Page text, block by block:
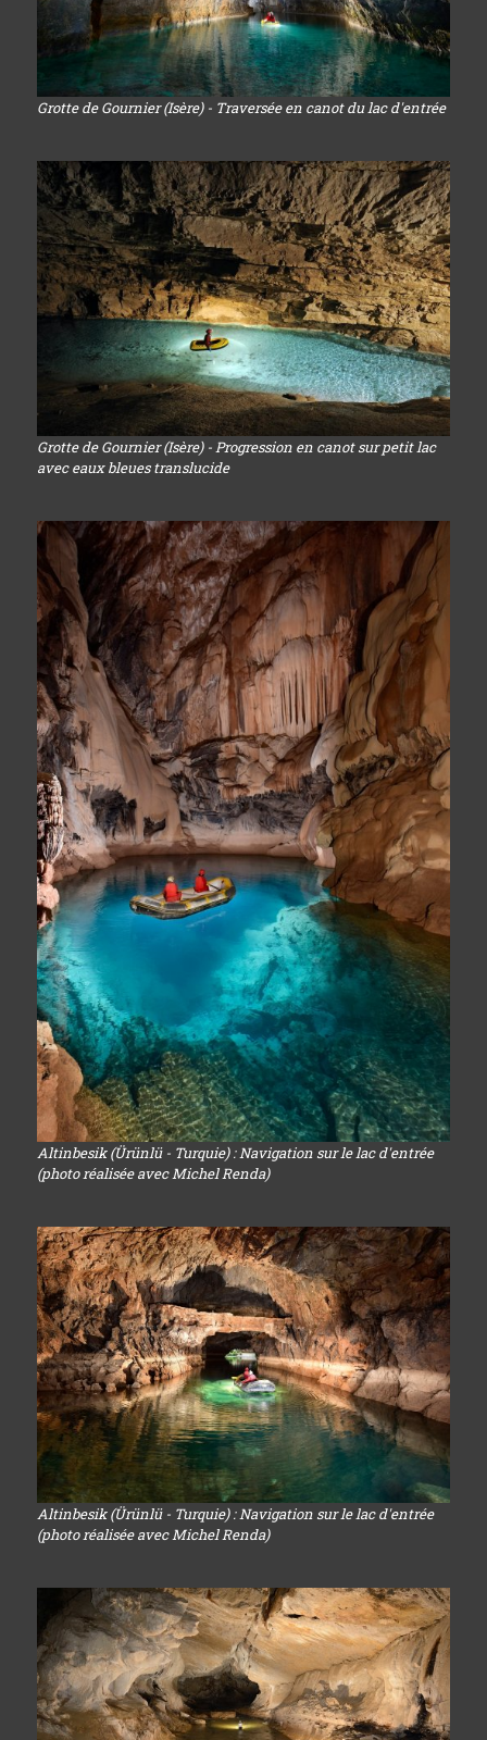
Grotte de Gournier (Isère) - Traversée en canot du lac d'entrée
Grotte de Gournier (Isère) - Progression en canot sur petit lac
avec eaux bleues translucide
Altinbesik (Ürünlü - Turquie) : Navigation sur le lac d'entrée
(photo réalisée avec Michel Renda)
Altinbesik (Ürünlü - Turquie) : Navigation sur le lac d'entrée
(photo réalisée avec Michel Renda)